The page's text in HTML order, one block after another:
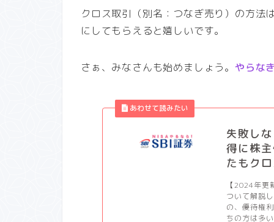
クロス取引（別名：つなぎ売り）の方法
にしてもらえると嬉しいです。
さぁ、みなさんも始めましょう。 やらな
失敗し
得に株
たもク
【2024年
ついて解説
の、優待権
ちの方は多